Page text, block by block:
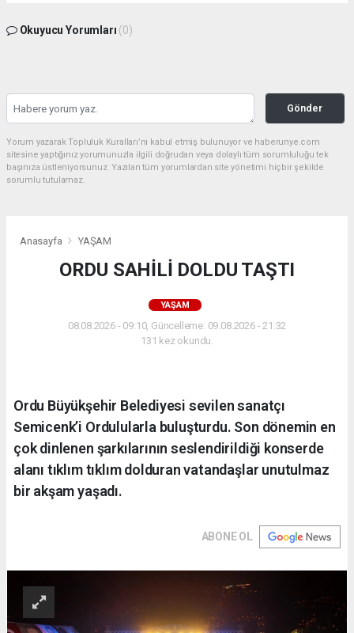
Okuyucu Yorumları (0)
Gönder
Yorum yazarak Topluluk Kuralları’nı kabul etmiş bulunuyor ve haberunye.com
sitesine yaptığınız yorumunuzla ilgili doğrudan veya dolaylı tüm sorumluluğu tek
başınıza üstleniyorsunuz. Yazılan tüm yorumlardan site yönetimi hiçbir şekilde
sorumlu tutulamaz.
Anasayfa YAŞAM
ORDU SAHİLİ DOLDU TAŞTI
YAŞAM
08.08.2026 - 09:10, Güncelleme: 09.08.2026 - 21:32
131 kez okundu.
Ordu Büyükşehir Belediyesi sevilen sanatçı
Semicenk’i Ordulularla buluşturdu. Son dönemin en
çok dinlenen şarkılarının seslendirildiği konserde
alanı tıklım tıklım dolduran vatandaşlar unutulmaz
bir akşam yaşadı.
ABONE OL